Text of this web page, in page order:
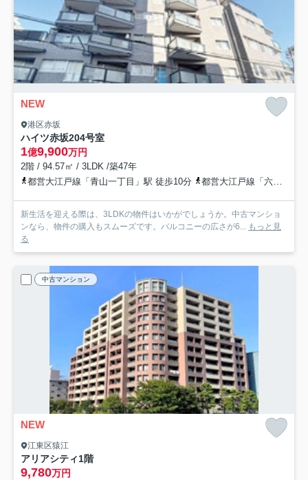
NEW
港区赤坂
ハイツ赤坂204号室
1億9,900万円
2階 / 94.57㎡ / 3LDK /築47年
都営大江戸線「青山一丁目」駅 徒歩10分
都営大江戸線「六本木」駅 徒歩12分
新生活を迎える際は、3LDKの物件はいかがでしょうか。中古マンショ
ンなら、物件の購入もスムーズです。バルコニーの広さが6...
もっと見
る
中古マンション
NEW
江東区猿江
アリアシティ1階
9,780万円